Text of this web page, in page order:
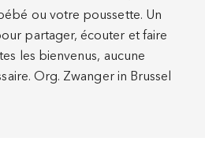
ou votre poussette. Un
partager, écouter et faire
les bienvenus, aucune
Org. Zwanger in Brussel